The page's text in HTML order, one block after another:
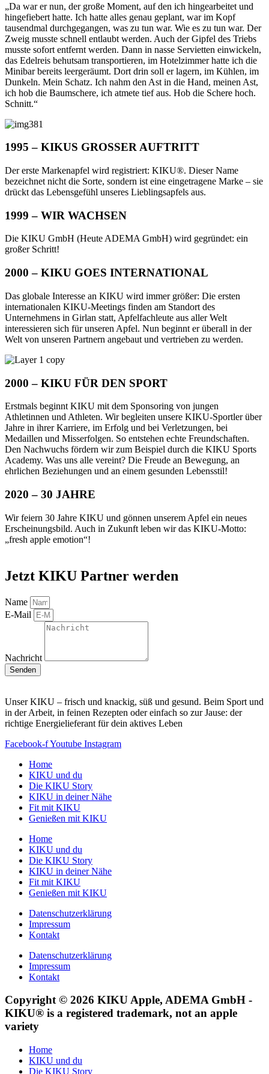
„Da war er nun, der große Moment, auf den ich hingearbeitet und
hingefiebert hatte. Ich hatte alles genau geplant, war im Kopf
tausendmal durchgegangen, was zu tun war. Wie es zu tun war. Der
Zweig musste schnell entlaubt werden. Auch der Gipfel des Triebs
musste sofort entfernt werden. Dann in nasse Servietten einwickeln,
das Edelreis behutsam transportieren, im Hotelzimmer hatte ich die
Minibar bereits leergeräumt. Dort drin soll er lagern, im Kühlen, im
Dunkeln. Mein Schatz. Ich nahm den Ast in die Hand, meinen Ast,
ich hob die Baumschere, ich atmete tief aus. Hob die Schere hoch.
Schnitt.“
1995 – KIKUS GROSSER AUFTRITT
Der erste Markenapfel wird registriert: KIKU®. Dieser Name
bezeichnet nicht die Sorte, sondern ist eine eingetragene Marke – sie
drückt das Lebensgefühl unseres Lieblingsapfels aus.
1999 – WIR WACHSEN
Die KIKU GmbH (Heute ADEMA GmbH) wird gegründet: ein
großer Schritt!
2000 – KIKU GOES INTERNATIONAL
Das globale Interesse an KIKU wird immer größer: Die ersten
internationalen KIKU-Meetings finden am Standort des
Unternehmens in Girlan statt, Apfelfachleute aus aller Welt
interessieren sich für unseren Apfel. Nun beginnt er überall in der
Welt von unseren Partnern angebaut und vertrieben zu werden.
2000 – KIKU FÜR DEN SPORT
Erstmals beginnt KIKU mit dem Sponsoring von jungen
Athletinnen und Athleten. Wir begleiten unsere KIKU-Sportler über
Jahre in ihrer Karriere, im Erfolg und bei Verletzungen, bei
Medaillen und Misserfolgen. So entstehen echte Freundschaften.
Den Nachwuchs fördern wir zum Beispiel durch die KIKU Sports
Academy. Was uns alle vereint? Die Freude an Bewegung, an
ehrlichen Beziehungen und an einem gesunden Lebensstil!
2020 – 30 JAHRE
Wir feiern 30 Jahre KIKU und gönnen unserem Apfel ein neues
Erscheinungsbild. Auch in Zukunft leben wir das KIKU-Motto:
„fresh apple emotion“!
Jetzt KIKU Partner werden
Name
E-Mail
Nachricht
Senden
Unser KIKU – frisch und knackig, süß und gesund. Beim Sport und
in der Arbeit, in feinen Rezepten oder einfach so zur Jause: der
richtige Energielieferant für dein aktives Leben
Facebook-fYoutube Instagram
Home
KIKU und du
Die KIKU Story
KIKU in deiner Nähe
Fit mit KIKU
Genießen mit KIKU
Home
KIKU und du
Die KIKU Story
KIKU in deiner Nähe
Fit mit KIKU
Genießen mit KIKU
Datenschutzerklärung
Impressum
Kontakt
Datenschutzerklärung
Impressum
Kontakt
Copyright © 2026 KIKU Apple, ADEMA GmbH -
KIKU® is a registered trademark, not an apple
variety
Home
KIKU und du
Die KIKU Story